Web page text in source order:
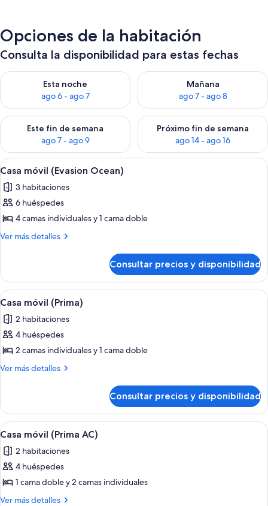
Opciones de la habitación
Consulta la disponibilidad para estas fechas
Esta noche
ago 6 - ago 7
Consulta la disponibilidad para esta noche, ago 6 - ago 7
Mañana
ago 7 - ago 8
Consulta la disponibilidad
Este fin de semana
ago 7 - ago 9
Consulta la disponibilidad para este fin de semana, ago 7 -
Próximo fin de semana
ago 14 - ago 16
Consulta la disponibilidad
Abrir
todas
las
fotos
de
Casa
Ocean)
Una casa móvil con un patio,
11
Casa móvil (Evasion Ocean)
3 habitaciones
6 huéspedes
4 camas individuales y 1 cama doble
Ver más detalles
Más
móvil
(Evasion
Ocean)
Consultar precios y disponibilidad
Abrir
todas
las
fotos
de
Casa
6
Casa móvil (Prima)
2 habitaciones
4 huéspedes
2 camas individuales y 1 cama doble
Ver más detalles
Más
móvil
(Prima)
Consultar precios y disponibilidad
Abrir
todas
las
fotos
de
Casa
Una terraza de madera con una
8
Casa móvil (Prima AC)
2 habitaciones
4 huéspedes
1 cama doble y 2 camas individuales
Ver más detalles
Más